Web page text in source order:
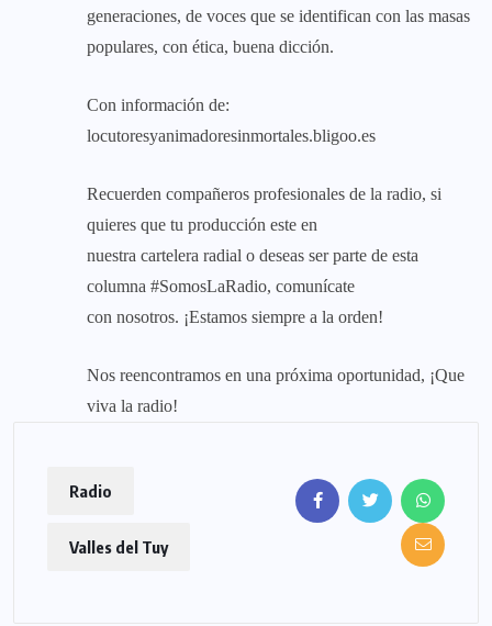
generaciones, de voces que se identifican con las masas
populares, con ética, buena dicción.
Con información de:
locutoresyanimadoresinmortales.bligoo.es
Recuerden compañeros profesionales de la radio, si
quieres que tu producción este en
nuestra cartelera radial o deseas ser parte de esta
columna #SomosLaRadio, comunícate
con nosotros. ¡Estamos siempre a la orden!
Nos reencontramos en una próxima oportunidad, ¡Que
viva la radio!
Radio
Valles del Tuy